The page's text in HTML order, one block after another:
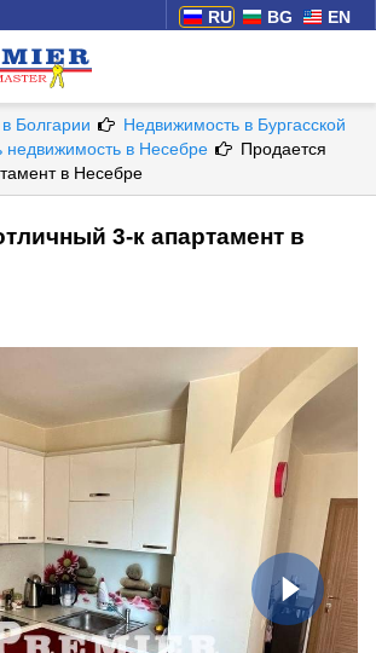
RU BG EN
Болгарии
Недвижимость в Бургасской
недвижимость в Несебре
Продается
в Несебре
3-к апартамент в